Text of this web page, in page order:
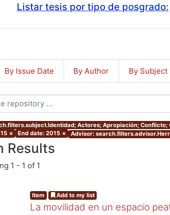
Listar tesis por tipo de posgrado:
By Issue Date By Author By Subject
Actores; Apropiación; Conflicto;
× End date: 2015 × Advisor:
Results
1 - 1 of 1
Item Add to my list
La movilidad en un espacio